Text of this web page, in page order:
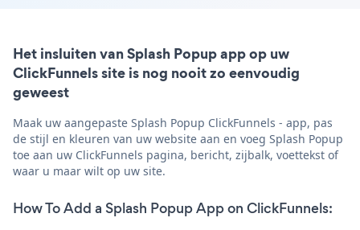
Het insluiten van Splash Popup app op uw
ClickFunnels site is nog nooit zo eenvoudig
geweest
Maak uw aangepaste Splash Popup ClickFunnels - app, pas
de stijl en kleuren van uw website aan en voeg Splash Popup
toe aan uw ClickFunnels pagina, bericht, zijbalk, voettekst of
waar u maar wilt op uw site.
How To Add a Splash Popup App on ClickFunnels: